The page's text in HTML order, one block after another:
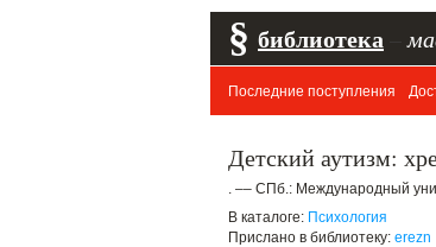
§ библиотека
Последние поступления
Детский аутизм:
. –– СПб.: Международный
В каталоге: Психология
Прислано в библиотеку: erezn